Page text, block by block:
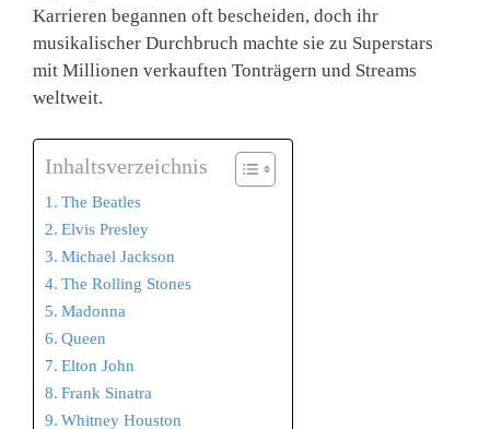
Karrieren begannen oft bescheiden, doch ihr
musikalischer Durchbruch machte sie zu Superstars
mit Millionen verkauften Tonträgern und Streams
weltweit.
Inhaltsverzeichnis
The Beatles
Elvis Presley
Michael Jackson
The Rolling Stones
Madonna
Queen
Elton John
Frank Sinatra
Whitney Houston